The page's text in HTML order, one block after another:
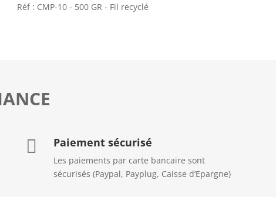
Réf : CMP-10 - 500 GR - Fil recyclé
 Paiement sécurisé
Les paiements par carte bancaire sont
sécurisés (Paypal, Payplug, Caisse d’Epargne)